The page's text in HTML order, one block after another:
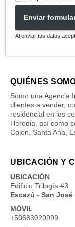
Enviar
Al enviar tus datos
QUIÉNES
Somo una Agencia
clientes a vender,
residencial en los
Heredia, así como
Colon, Santa Ana,
UBICACIÓN Y
UBICACIÓN
Edificio Trilogía #3
Escazú - San
MÓVIL
+50683920999